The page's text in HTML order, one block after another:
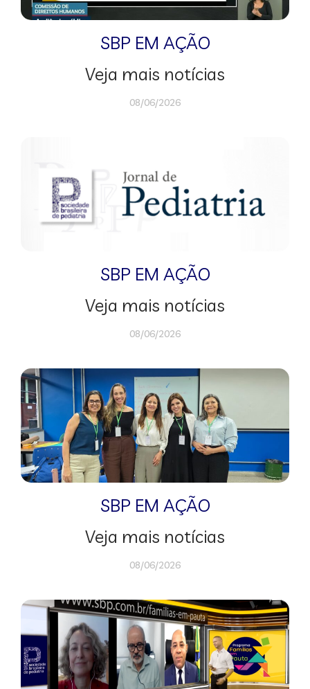
SBP EM AÇÃO
Veja mais notícias
08/06/2026
SBP EM AÇÃO
Veja mais notícias
08/06/2026
SBP EM AÇÃO
Veja mais notícias
08/06/2026